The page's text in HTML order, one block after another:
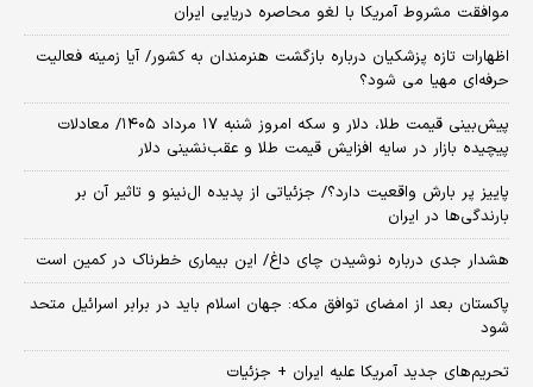
موافقت مشروط آمریکا با لغو محاصره دریایی ایران
اظهارات تازه پزشکیان درباره بازگشت هنرمندان به کشور/ آیا زمینه فعالیت
حرفه‌ای مهیا می شود؟
پیش‌بینی قیمت طلا، دلار و سکه امروز شنبه ۱۷ مرداد ۱۴۰۵/ معادلات
پیچیده بازار در سایه افزایش قیمت طلا و عقب‌نشینی دلار
پاییز پر بارش واقعیت دارد؟/ جزئیاتی از پدیده ال‌نینو و تاثیر آن بر
بارندگی‌ها در ایران
هشدار جدی درباره نوشیدن چای داغ/ این بیماری خطرناک در کمین است
پاکستان بعد از امضای توافق مکه: جهان اسلام باید در برابر اسرائیل متحد
شود
تحریم‌های جدید آمریکا علیه ایران + جزئیات